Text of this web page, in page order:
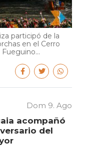
participó de la
en el Cerro
Dom 9. Ago
acompañó
del